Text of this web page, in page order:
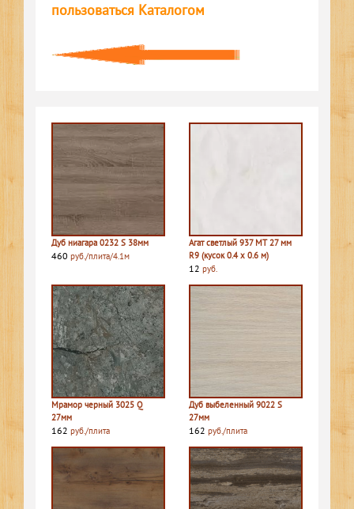
пользоваться Каталогом
Дуб ниагара 0232 S 38мм
460 руб./плита/4.1м
Агат светлый 937 MT 27 мм
R9 (кусок 0.4 х 0.6 м)
12 руб.
Мрамор черный 3025 Q
27мм
162 руб./плита
Дуб выбеленный 9022 S
27мм
162 руб./плита